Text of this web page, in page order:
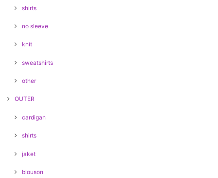
shirts
no sleeve
knit
sweatshirts
other
OUTER
cardigan
shirts
jaket
blouson